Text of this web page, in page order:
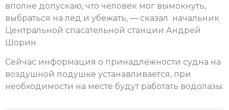
вполне допускаю, что человек мог вымокнуть,
выбраться на лёд и убежать, — сказал начальник
Центральной спасательной станции Андрей
Шорин.
Сейчас информация о принадлежности судна на
воздушной подушке устанавливается, при
необходимости на месте будут работать водолазы.